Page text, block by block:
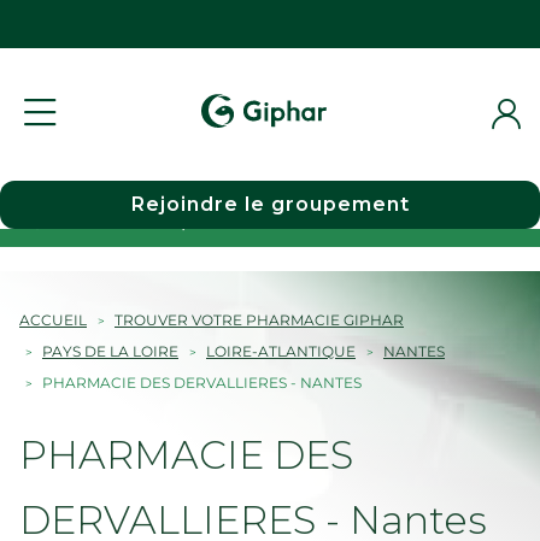
Choisir une pharmacie
Rejoindre le groupement
ACCUEIL
TROUVER VOTRE PHARMACIE GIPHAR
PAYS DE LA LOIRE
LOIRE-ATLANTIQUE
NANTES
PHARMACIE DES DERVALLIERES - NANTES
PHARMACIE DES
DERVALLIERES - Nantes